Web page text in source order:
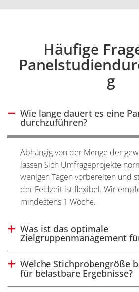
Häufige
g
Antwort ausblenden
Wie lange dauert es eine
durchzuführen?
Abhängig von der Menge der
lassen Sich Umfrageprojekte
wenigen Tagen vorbereiten und
der Feldzeit ist flexibel. Wir
mindestens 1 Woche.
Antwort anzeigen
Was ist das optimale
Zielgruppenmanagement
Antwort anzeigen
Welche Stichprobengröße
für belastbare Ergebnisse?